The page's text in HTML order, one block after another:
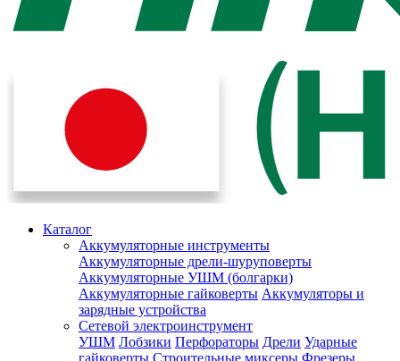
Каталог
Аккумуляторные инструменты
Аккумуляторные дрели-шуруповерты
Аккумуляторные УШМ (болгарки)
Аккумуляторные гайковерты Аккумуляторы и
зарядные устройства
Сетевой электроинструмент
УШМ Лобзики Перфораторы Дрели Ударные
гайковерты Строительные миксеры Фрезеры